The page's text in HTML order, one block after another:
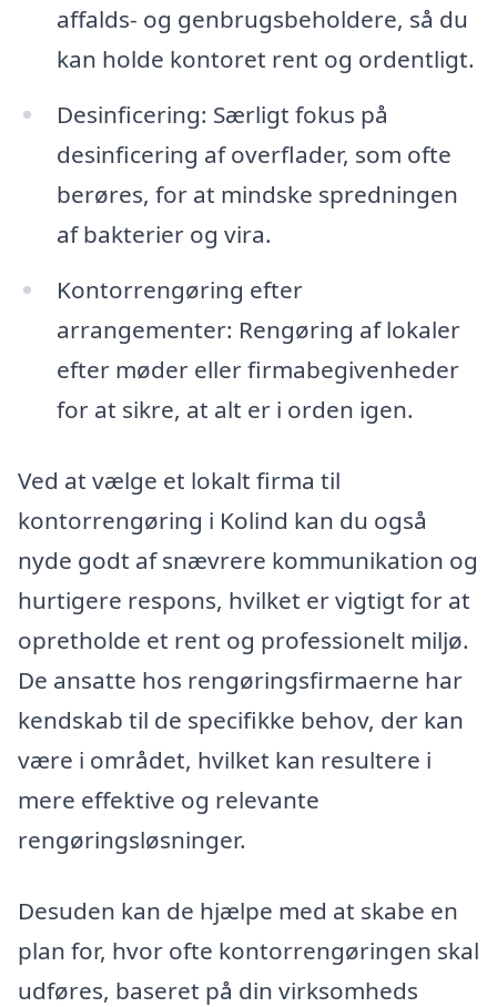
affalds- og genbrugsbeholdere, så du
kan holde kontoret rent og ordentligt.
Desinficering: Særligt fokus på
desinficering af overflader, som ofte
berøres, for at mindske spredningen
af bakterier og vira.
Kontorrengøring efter
arrangementer: Rengøring af lokaler
efter møder eller firmabegivenheder
for at sikre, at alt er i orden igen.
Ved at vælge et lokalt firma til
kontorrengøring i Kolind kan du også
nyde godt af snævrere kommunikation og
hurtigere respons, hvilket er vigtigt for at
opretholde et rent og professionelt miljø.
De ansatte hos rengøringsfirmaerne har
kendskab til de specifikke behov, der kan
være i området, hvilket kan resultere i
mere effektive og relevante
rengøringsløsninger.
Desuden kan de hjælpe med at skabe en
plan for, hvor ofte kontorrengøringen skal
udføres, baseret på din virksomheds